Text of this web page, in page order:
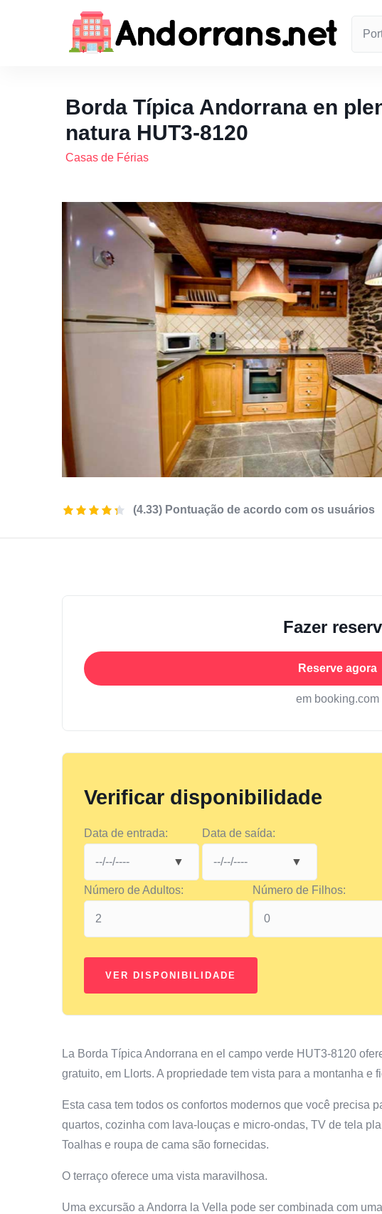
Borda Típica Andorrana en
natura HUT3-8120
Casas de Férias
(4.33) Pontuação de acordo com os usuários
Fazer
Reserve agora
em booking.com
Verificar disponibilidade
Data de entrada: Data de saída:
Número de Adultos: Número de Filhos:
La Borda Típica Andorrana en el campo verde HUT3-8120
gratuito, em Llorts. A propriedade tem vista para a montanha e
Esta casa tem todos os confortos modernos que você precisa
quartos, cozinha com lava-louças e micro-ondas, TV de tela
Toalhas e roupa de cama são fornecidas.
O terraço oferece uma vista maravilhosa.
Uma excursão a Andorra la Vella pode ser combinada com